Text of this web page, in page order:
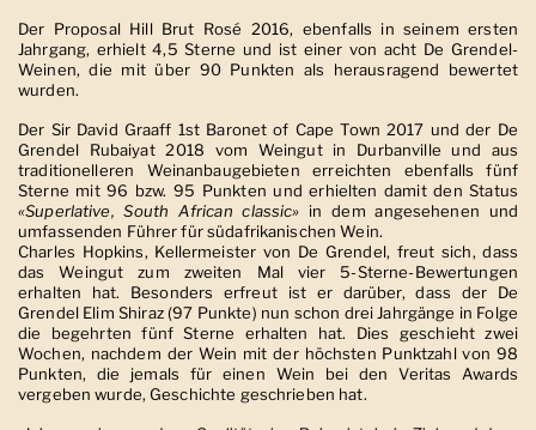
Der Proposal Hill Brut Rosé 2016, ebenfalls in seinem ersten
Jahrgang, erhielt 4,5 Sterne und ist einer von acht De Grendel-
Weinen, die mit über 90 Punkten als herausragend bewertet
wurden.
Der Sir David Graaff 1st Baronet of Cape Town 2017 und der De
Grendel Rubaiyat 2018 vom Weingut in Durbanville und aus
traditionelleren Weinanbaugebieten erreichten ebenfalls fünf
Sterne mit 96 bzw. 95 Punkten und erhielten damit den Status
«Superlative, South African classic» in dem angesehenen und
umfassenden Führer für südafrikanischen Wein.
Charles Hopkins, Kellermeister von De Grendel, freut sich, dass
das Weingut zum zweiten Mal vier 5-Sterne-Bewertungen
erhalten hat. Besonders erfreut ist er darüber, dass der De
Grendel Elim Shiraz (97 Punkte) nun schon drei Jahrgänge in Folge
die begehrten fünf Sterne erhalten hat. Dies geschieht zwei
Wochen, nachdem der Wein mit der höchsten Punktzahl von 98
Punkten, die jemals für einen Wein bei den Veritas Awards
vergeben wurde, Geschichte geschrieben hat.